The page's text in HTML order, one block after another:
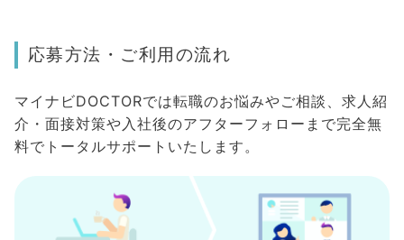
応募方法・ご利用の流れ
マイナビDOCTORでは転職のお悩みやご相談、求人紹
介・面接対策や入社後のアフターフォローまで完全無
料でトータルサポートいたします。